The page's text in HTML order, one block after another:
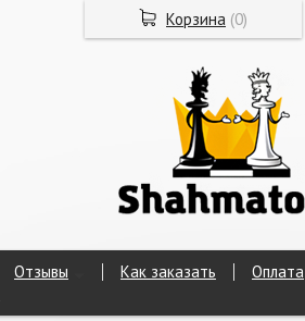
Отзывы Как заказать Оплата
Корзина (0)